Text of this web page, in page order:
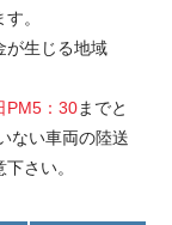
。
生じる地域
PM5：30までと
ない車両の陸送
さい。